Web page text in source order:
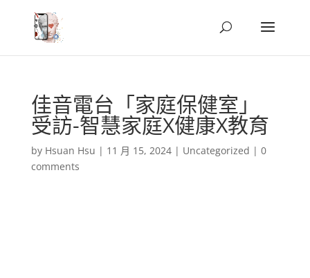
佳音電台「家庭保健室」
受訪-智慧家庭X健康X教育
by Hsuan Hsu | 11 月 15, 2024| Uncategorized | 0
comments